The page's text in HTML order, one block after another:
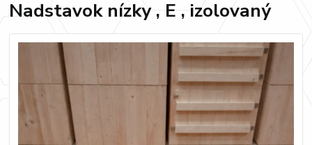
Nadstavok nízky , E , izolovaný